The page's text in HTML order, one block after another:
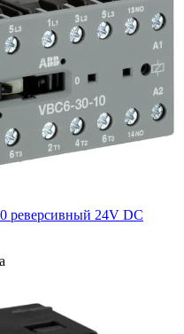
реверсивный 24V DC